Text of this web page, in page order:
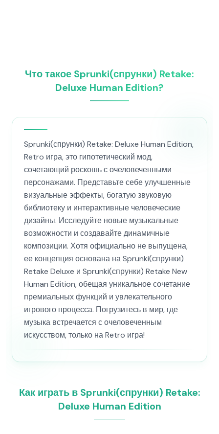
Что такое Sprunki(спрунки) Retake:
Deluxe Human Edition?
Sprunki(спрунки) Retake: Deluxe Human Edition,
Retro игра, это гипотетический мод,
сочетающий роскошь с очеловеченными
персонажами. Представьте себе улучшенные
визуальные эффекты, богатую звуковую
библиотеку и интерактивные человеческие
дизайны. Исследуйте новые музыкальные
возможности и создавайте динамичные
композиции. Хотя официально не выпущена,
ее концепция основана на Sprunki(спрунки)
Retake Deluxe и Sprunki(спрунки) Retake New
Human Edition, обещая уникальное сочетание
премиальных функций и увлекательного
игрового процесса. Погрузитесь в мир, где
музыка встречается с очеловеченным
искусством, только на Retro игра!
Как играть в Sprunki(спрунки) Retake:
Deluxe Human Edition